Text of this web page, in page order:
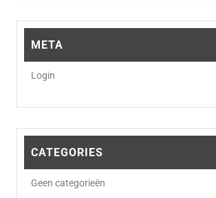
META
Login
CATEGORIES
Geen categorieën